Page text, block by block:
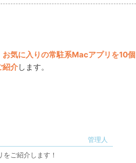
お気に入りの常駐系Macアプリを10個
紹介します。
ご紹介します！